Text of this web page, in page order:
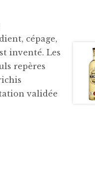
cépage,
inventé. Les
repères
validée